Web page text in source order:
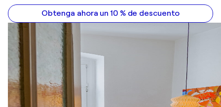
Obtenga ahora un 10 % de descuento